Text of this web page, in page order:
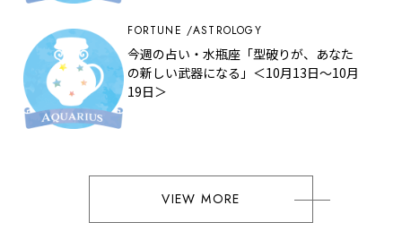
FORTUNE ASTROLOGY
今週の占い・水瓶座「型破りが、あなた
の新しい武器になる」＜10月13日～10月
19日＞
VIEW MORE